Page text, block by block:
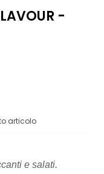
-
articolo
e salati.